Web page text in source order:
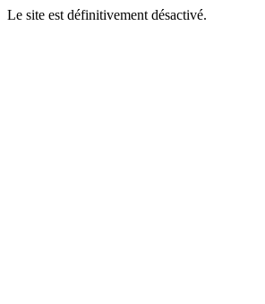
Le site est définitivement désactivé.